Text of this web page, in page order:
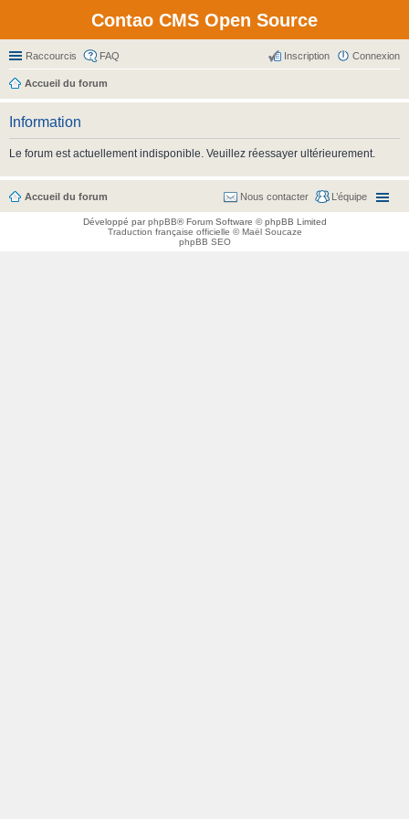
Contao CMS Open Source
Raccourcis FAQ Connexion
Inscription
Accueil du forum
Information
Le forum est actuellement indisponible. Veuillez réessayer ultérieurement.
Accueil du forum L’équipe
Nous contacter
Développé parphpBB® Forum Software © phpBB Limited
Traduction française officielle ©Maël Soucaze
phpBB SEO